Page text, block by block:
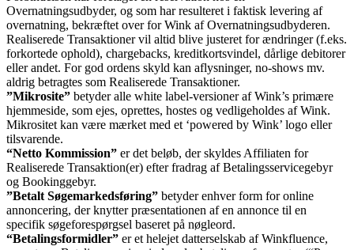
Overnatningsudbyder, og som har resulteret i faktisk levering af
overnatning, bekræftet over for Wink af Overnatningsudbyderen.
Realiserede Transaktioner vil altid blive justeret for ændringer (f.eks.
forkortede ophold), chargebacks, kreditkortsvindel, dårlige debitorer
eller andet. For god ordens skyld kan aflysninger, no-shows mv.
aldrig betragtes som Realiserede Transaktioner.
”Mikrosite” betyder alle white label-versioner af Wink’s primære
hjemmeside, som ejes, oprettes, hostes og vedligeholdes af Wink.
Mikrositet kan være mærket med et ‘powered by Wink’ logo eller
tilsvarende.
“Netto Kommission” er det beløb, der skyldes Affiliaten for
Realiserede Transaktion(er) efter fradrag af Betalingsservicegebyr
og Bookinggebyr.
”Betalt Søgemarkedsføring” betyder enhver form for online
annoncering, der knytter præsentationen af en annonce til en
specifik søgeforespørgsel baseret på nøgleord.
“Betalingsformidler” er et helejet datterselskab af Winkfluence,